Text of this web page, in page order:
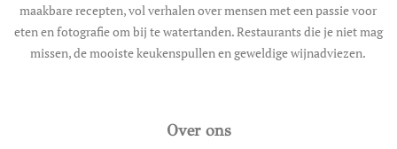
maakbare recepten, vol verhalen over mensen met een passie voor
eten en fotografie om bij te watertanden. Restaurants die je niet mag
missen, de mooiste keukenspullen en geweldige wijnadviezen.
Over ons